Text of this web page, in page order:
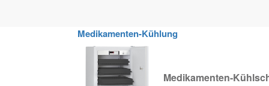
Zum Hauptinhalt springen
Medikamenten-Kühlung
Medikamenten-